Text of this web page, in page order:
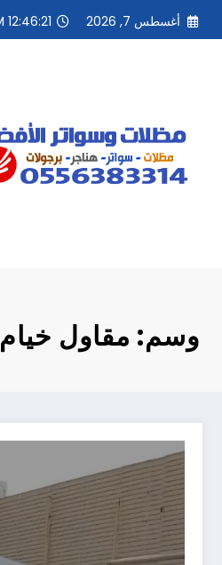
التجاوز
أغسطس 7, 2026 12:46:22 PM
وسم: مقاول خيام